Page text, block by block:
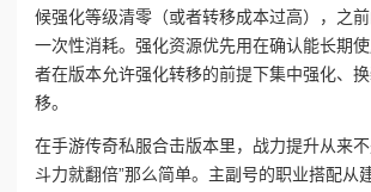
候强化等级清零（或者转移成本过高），之
一次性消耗。强化资源优先用在确认能长期
者在版本允许强化转移的前提下集中强化、
移。
在‌手游传奇私服合击版本‌里，战力提升从来
斗力就翻倍”那么简单。主副号的职业搭配从